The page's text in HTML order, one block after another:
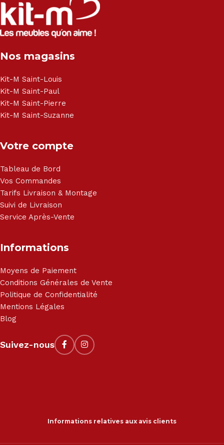
Canapé lit - Cuisine sur-mesure - Fauteuil - Armoire - Table
et chaise - Meuble de salle de bain - Literie - Lit - Bureau -
Électroménager - Télévision led - Réfrigérateur -
- Matelas - Hifi Hitachi, LG, Sharp, Philips, Bosh, Moulinex,
Haier, Sony, Cecotec, Westpoint, Dyson.
Nos magasins
Kit-M Saint-Louis
Kit-M Saint-Paul
Kit-M Saint-Pierre
Kit-M Saint-Suzanne
Votre compte
Tableau de Bord
Vos Commandes
Tarifs Livraison & Montage
Suivi de Livraison
Service Après-Vente
Informations
Moyens de Paiement
Conditions Générales de Vente
Politique de Confidentialité
Mentions Légales
Blog
Suivez-nous
Informations relatives aux avis clients